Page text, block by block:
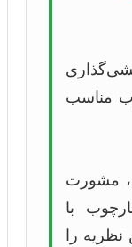
مناسب
مشورت
با
را